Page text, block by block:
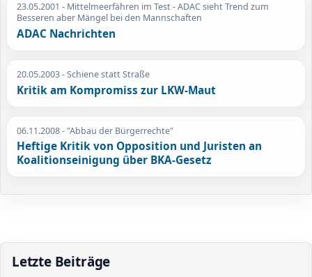
23.05.2001 - Mittelmeerfähren im Test - ADAC sieht Trend zum
Besseren aber Mängel bei den Mannschaften
ADAC Nachrichten
20.05.2003- Schiene statt Straße
Kritik am Kompromiss zur LKW-Maut
06.11.2008- "Abbau der Bürgerrechte"
Heftige Kritik von Opposition und Juristen an
Koalitionseinigung über BKA-Gesetz
Letzte Beiträge